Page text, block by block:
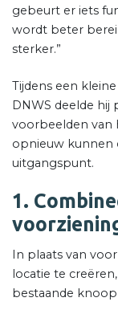
gebeurt er iets
wordt beter
sterker.”
Tijdens een
DNWS deelde hij
voorbeelden van
opnieuw kunnen
uitgangspunt.
1.
In plaats van
locatie te
bestaande